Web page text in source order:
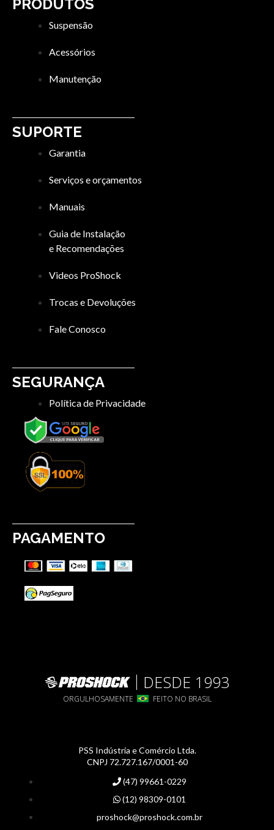
PRODUTOS
Suspensão
Acessórios
Manutenção
SUPORTE
Garantia
Serviços e orçamentos
Manuais
Guia de Instalação
e Recomendações
Videos ProShock
Trocas e Devoluções
Fale Conosco
SEGURANÇA
Política de Privacidade
PAGAMENTO
DESDE 1993
ORGULHOSAMENTE FEITO NO BRASIL
PSS Indústria e Comércio Ltda.
CNPJ 72.727.167/0001-60
(47) 99661-0229
(12) 98309-0101
proshock@proshock.com.br